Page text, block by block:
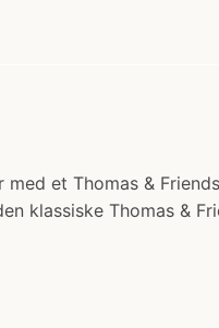
et Thomas &
klassiske Thomas &